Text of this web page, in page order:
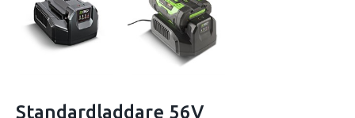
Standardladdare 56V